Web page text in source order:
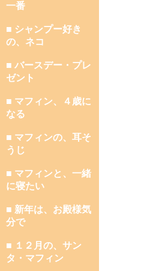
一番
■ シャンプー好き
の、ネコ
■ バースデー・プレ
ゼント
■ マフィン、４歳に
なる
■ マフィンの、耳そ
うじ
■ マフィンと、一緒
に寝たい
■ 新年は、お殿様気
分で
■ １２月の、サン
タ・マフィン